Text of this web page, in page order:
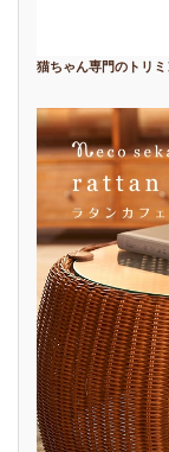
猫ちゃん専門のトリ